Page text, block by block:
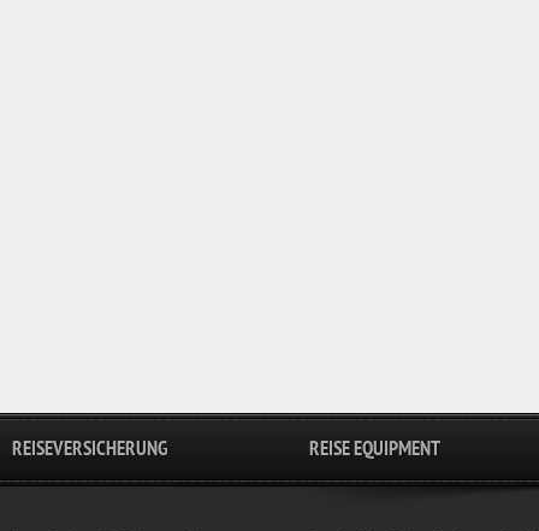
REISEVERSICHERUNG REISE EQUIPMENT